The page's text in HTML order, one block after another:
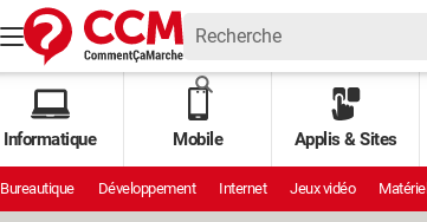
Informatique Mobile Applis & Sites
Bureautique Développement Internet Jeux vidéo Matériel